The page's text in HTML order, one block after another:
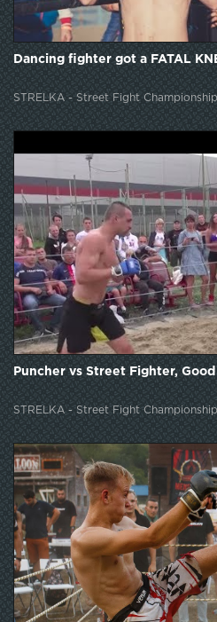
Dancing fighter got a FATAL
STRELKA - Street Fight Championship
Puncher vs Street Fighter,
STRELKA - Street Fight Championship